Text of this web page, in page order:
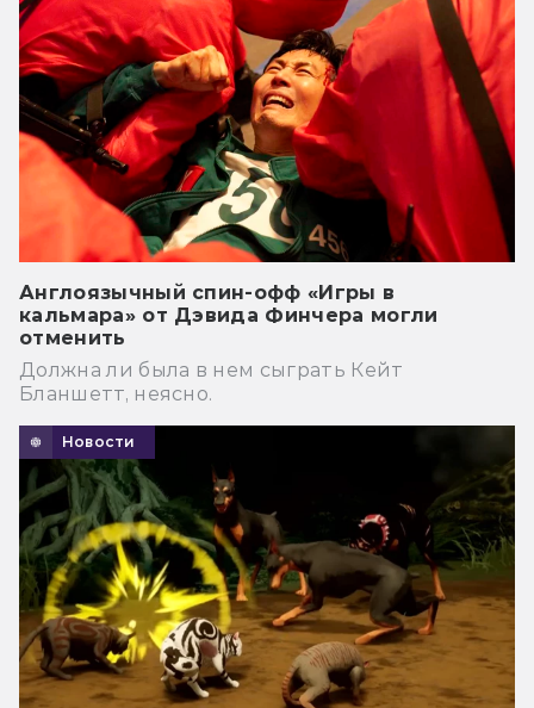
Англоязычный спин-офф «Игры в
кальмара» от Дэвида Финчера могли
отменить
Должна ли была в нем сыграть Кейт
Бланшетт, неясно.
Новости